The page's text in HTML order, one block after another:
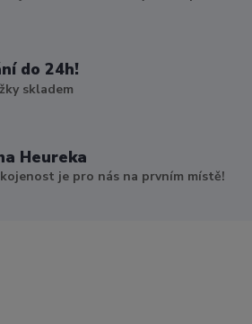
do 24h!
skladem
Heureka
je pro nás na prvním místě!